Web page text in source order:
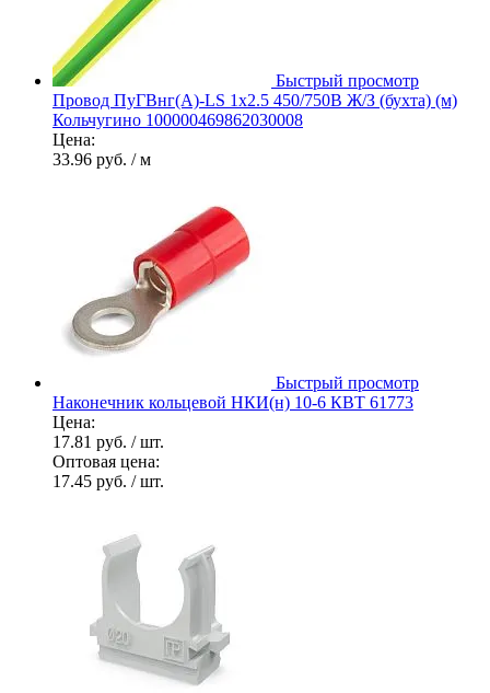
Быстрый просмотр
Провод ПуГВнг(А)-LS 1х2.5 450/750В Ж/З (бухта) (м)
Кольчугино 100000469862030008
Цена:
33.96 руб. / м
Быстрый просмотр
Наконечник кольцевой НКИ(н) 10-6 КВТ 61773
Цена:
17.81 руб. / шт.
Оптовая цена:
17.45 руб. / шт.